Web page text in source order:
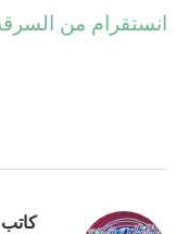
انستقرام من